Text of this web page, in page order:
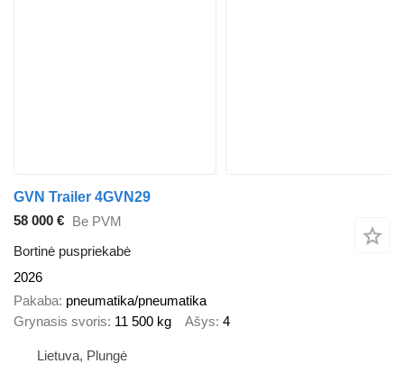
GVN Trailer 4GVN29
58 000 € Be PVM
Bortinė puspriekabė
2026
Pakaba pneumatika/pneumatika
Grynasis svoris 11 500 kg Ašys 4
Lietuva, Plungė